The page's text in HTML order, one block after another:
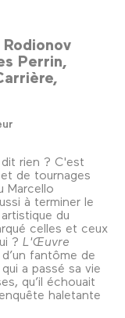
Perrin
rien ? C'est
de tournages
Marcello
à terminer le
du
celles et ceux
? L'Œuvre
fantôme de
a passé sa vie
qu’il échouait
haletante